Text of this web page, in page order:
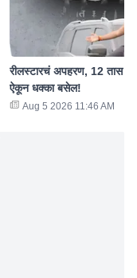
रीलस्टारचं अपहरण, 12 तास
ऐकून धक्का बसेल!
Aug 5 2026 11:46 AM